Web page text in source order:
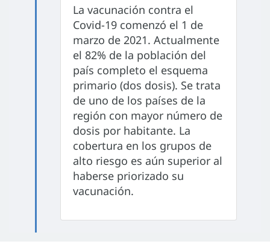
La vacunación contra el
Covid-19 comenzó el 1 de
marzo de 2021. Actualmente
el 82% de la población del
país completo el esquema
primario (dos dosis). Se trata
de uno de los países de la
región con mayor número de
dosis por habitante. La
cobertura en los grupos de
alto riesgo es aún superior al
haberse priorizado su
vacunación.